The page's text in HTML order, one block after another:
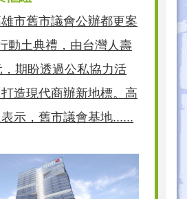
雄市舊市議會公辦都更案
動土典禮，由台灣人壽
期盼透過公私協力活
造現代商辦新地標。高
示，舊市議會基地......